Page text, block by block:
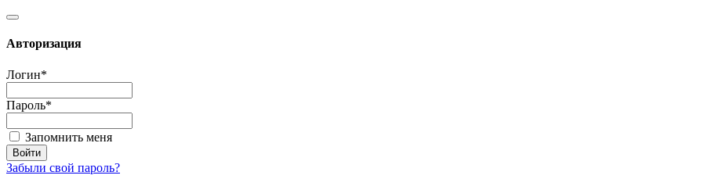
Авторизация
Логин*
Пароль*
Запомнить меня
Забыли свой пароль?